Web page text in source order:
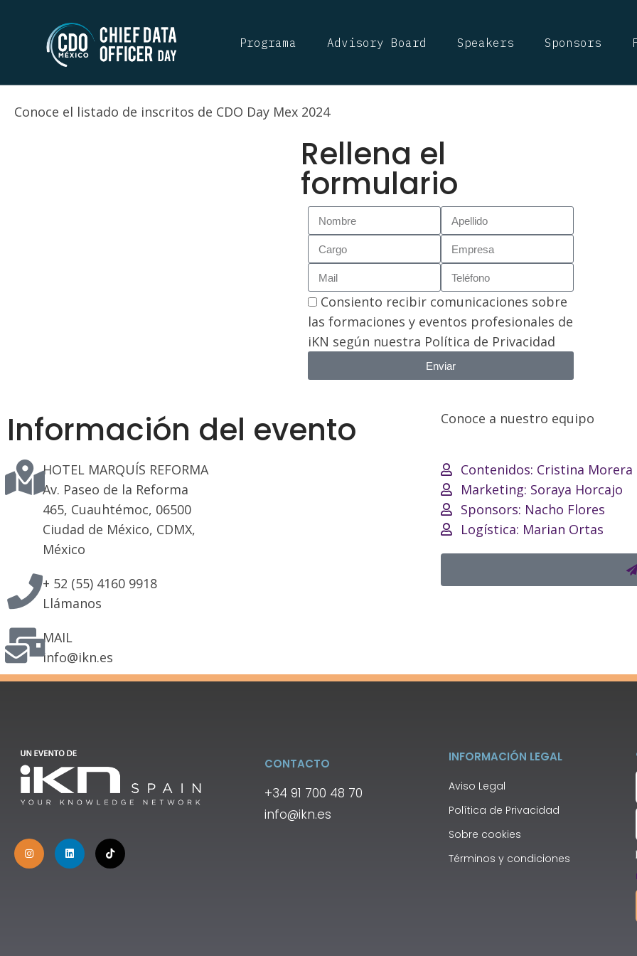
Programa Advisory Board Speakers Sponsors
Listado de Inscritos
Conoce el listado de inscritos de CDO Day Mex 2024
Rellena el
formulario
Consiento recibir comunicaciones sobre
las formaciones y eventos profesionales de
iKN según nuestra Política de Privacidad
Enviar
Información del evento
HOTEL MARQUÍS REFORMA
Av. Paseo de la Reforma
465, Cuauhtémoc, 06500
Ciudad de México, CDMX,
México
+ 52 (55) 4160 9918
Llámanos
MAIL
info@ikn.es
Conoce a nuestro equipo
Contenidos: Cristina Morera
Marketing: Soraya Horcajo
Sponsors: Nacho Flores
Logística: Marian Ortas
CONTACTO
+34 91 700 48 70
info@ikn.es
INFORMACIÓN LEGAL
Aviso Legal
Política de Privacidad
Sobre cookies
Términos y condiciones